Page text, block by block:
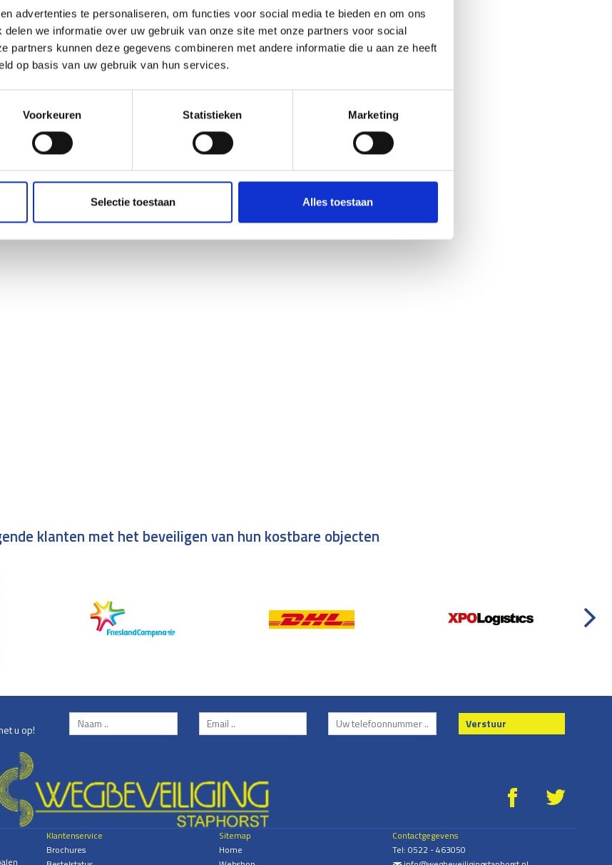
advertenties te personaliseren, om functies voor social media te bieden en om ons
we informatie over uw gebruik van onze site met onze partners voor social
partners kunnen deze gegevens combineren met andere informatie die u aan ze heeft
op basis van uw gebruik van hun services.
Voorkeuren Statistieken Marketing
Selectie toestaan Alles toestaan
klanten met het beveiligen van hun kostbare objecten
u op! Verstuur
g *
Klantenservice
Brochures
Sitemap
Home
Contactgegevens
Tel:0522 - 463050